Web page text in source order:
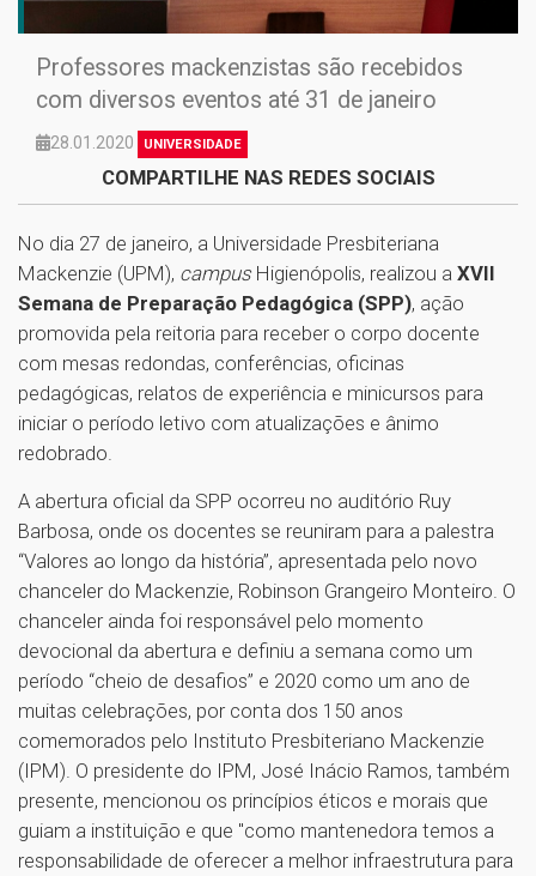
Professores mackenzistas são recebidos
com diversos eventos até 31 de janeiro
28.01.2020 UNIVERSIDADE
COMPARTILHE NAS REDES SOCIAIS
No dia 27 de janeiro, a Universidade Presbiteriana
Mackenzie (UPM), campus Higienópolis, realizou a XVII
Semana de Preparação Pedagógica (SPP), ação
promovida pela reitoria para receber o corpo docente
com mesas redondas, conferências, oficinas
pedagógicas, relatos de experiência e minicursos para
iniciar o período letivo com atualizações e ânimo
redobrado.
A abertura oficial da SPP ocorreu no auditório Ruy
Barbosa, onde os docentes se reuniram para a palestra
“Valores ao longo da história”, apresentada pelo novo
chanceler do Mackenzie, Robinson Grangeiro Monteiro. O
chanceler ainda foi responsável pelo momento
devocional da abertura e definiu a semana como um
período “cheio de desafios” e 2020 como um ano de
muitas celebrações, por conta dos 150 anos
comemorados pelo Instituto Presbiteriano Mackenzie
(IPM). O presidente do IPM, José Inácio Ramos, também
presente, mencionou os princípios éticos e morais que
guiam a instituição e que "como mantenedora temos a
responsabilidade de oferecer a melhor infraestrutura para